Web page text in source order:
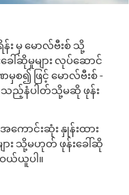
း မှ မောလ်ဗီးစ် သို့
ါ်ဆိုမှုများ လုပ်ဆောင်
မှစ၍ ဖြင့် မောလ်ဗီးစ် -
သည့်နံပါတ်သို့မဆို ဖုန်း
ောင်းဆုံး နှုန်းထား
ား သို့မဟုတ် ဖုန်းခေါ်ဆို
ယ်ယူပါ။